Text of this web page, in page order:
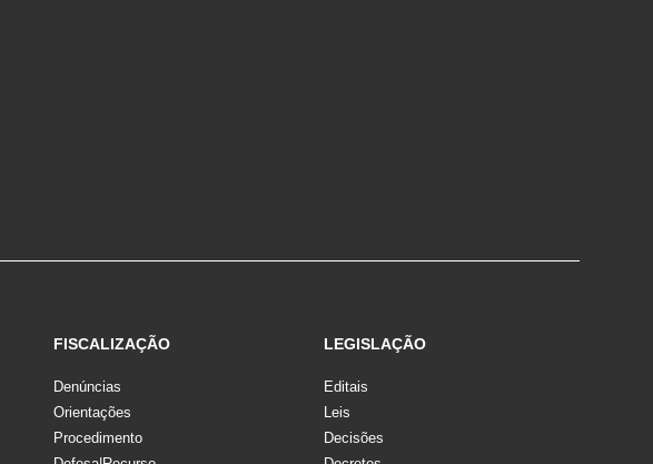
FISCALIZAÇÃO
Denúncias
Orientações
Procedimento
LEGISLAÇÃO
Editais
Leis
Decisões